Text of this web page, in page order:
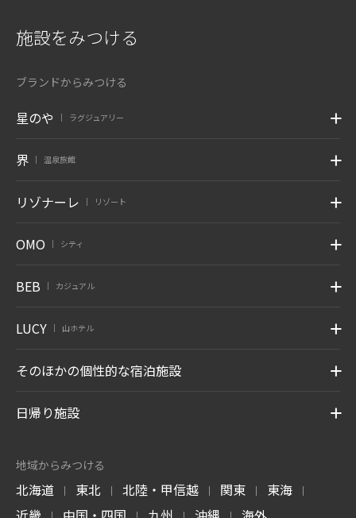
施設をみつける
ブランドからみつける
星のや ラグジュアリー
界 温泉旅館
リゾナーレ リゾート
OMO シティ
BEB カジュアル
LUCY 山ホテル
そのほかの個性的な宿泊施設
日帰り施設
地域からみつける
北海道 | 東北 | 北陸・甲信越 | 関東 | 東海 |
| | | |